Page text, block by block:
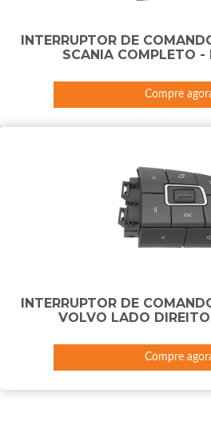
INTERRUPTOR DE
SCANIA COMPLETO
Compre
INTERRUPTOR DE
VOLVO LADO
Compre